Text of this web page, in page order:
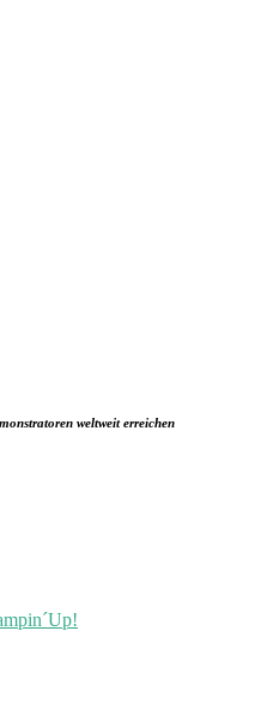
weltweit erreichen